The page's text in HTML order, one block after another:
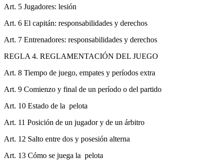
Art. 5 Jugadores: lesión
Art. 6 El capitán: responsabilidades y derechos
Art. 7 Entrenadores: responsabilidades y derechos
REGLA 4. REGLAMENTACIÓN DEL JUEGO
Art. 8 Tiempo de juego, empates y períodos extra
Art. 9 Comienzo y final de un período o del partido
Art. 10 Estado de la pelota
Art. 11 Posición de un jugador y de un árbitro
Art. 12 Salto entre dos y posesión alterna
Art. 13 Cómo se juega la pelota